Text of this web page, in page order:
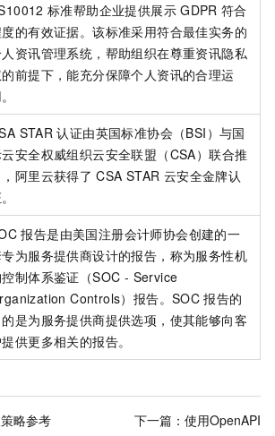
标准帮助企业提供展示 GDPR 符合
的有效证据。该标准采用符合最佳实务的
资讯管理系统，帮助组织在尊重资讯隐私
前提下，能充分保障个人资讯的合理运
STAR 认证由英国标准协会（BSI）与国
安全权威组织云安全联盟（CSA）联合推
阿里云获得了 CSA STAR 云安全金牌认
报告是由美国注册会计师协会创建的一
为服务提供商设计的报告，称为服务性机
制体系鉴证（SOC - Service
Controls）报告。SOC 报告的
的是为服务提供商提供选项，使其能够向客
提供更多相关的报告。
略参考 下一篇： 使用OpenAPI